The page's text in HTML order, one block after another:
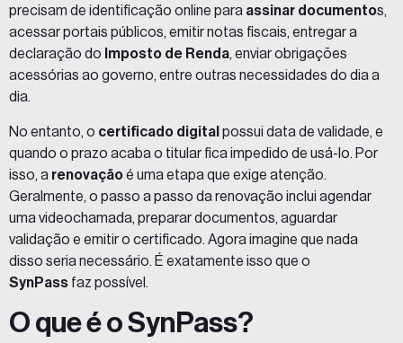
precisam de identificação online para assinar documentos,
acessar portais públicos, emitir notas fiscais, entregar a
declaração do Imposto de Renda, enviar obrigações
acessórias ao governo, entre outras necessidades do dia a
dia.
No entanto, o certificado digital possui data de validade, e
quando o prazo acaba o titular fica impedido de usá-lo. Por
isso, a renovaçãoé uma etapa que exige atenção.
Geralmente, o passo a passo da renovação inclui agendar
uma videochamada, preparar documentos, aguardar
validação e emitir o certificado. Agora imagine que nada
disso seria necessário. É exatamente isso que o
SynPass faz possível.
O que é o SynPass?